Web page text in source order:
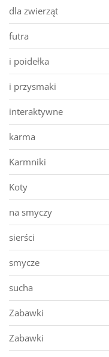
dla zwierząt
futra
i poidełka
i przysmaki
interaktywne
karma
Karmniki
Koty
na smyczy
sierści
smycze
sucha
Zabawki
Zabawki